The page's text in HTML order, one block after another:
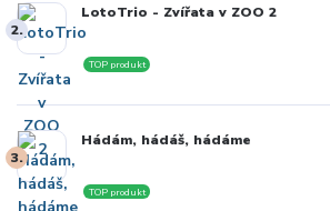
2.
LotoTrio - Zvířata v ZOO 2
TOP produkt
3.
Hádám, hádáš, hádáme
TOP produkt